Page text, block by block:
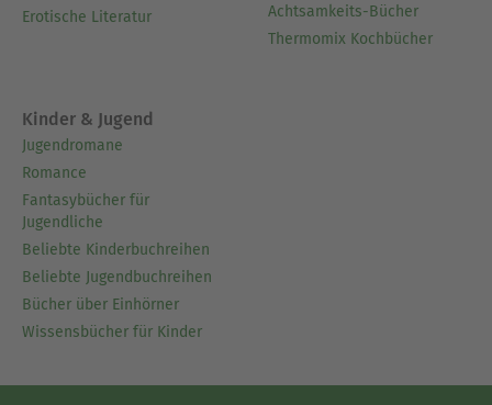
Erotische Literatur
Achtsamkeits-Bücher
Thermomix Kochbücher
Kinder & Jugend
Jugendromane
Romance
Fantasybücher für
Jugendliche
Beliebte Kinderbuchreihen
Beliebte Jugendbuchreihen
Bücher über Einhörner
Wissensbücher für Kinder